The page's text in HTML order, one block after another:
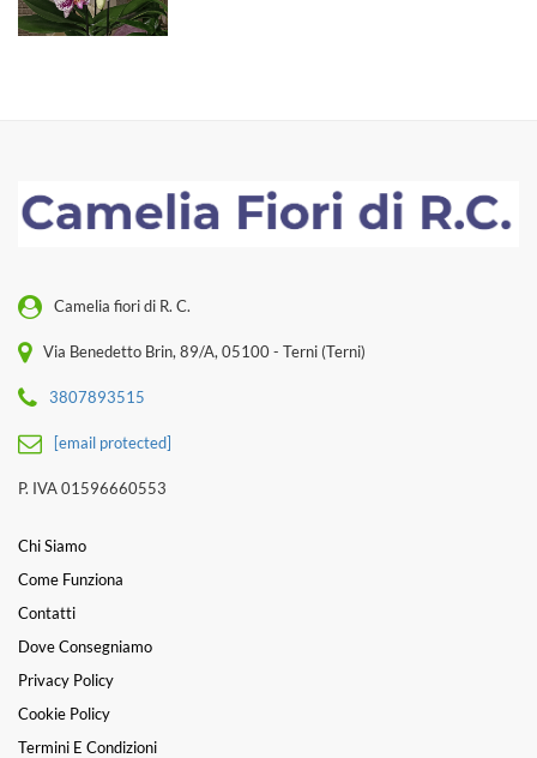
Camelia fiori di R. C.
Via Benedetto Brin, 89/A, 05100 - Terni (Terni)
3807893515
[email protected]
P. IVA 01596660553
Chi Siamo
Come Funziona
Contatti
Dove Consegniamo
Privacy Policy
Cookie Policy
Termini E Condizioni